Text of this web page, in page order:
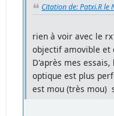
Citation de: Patxi.R
rien à voir avec le
objectif amovible
D'après mes
optique est plus
est mou (très mou)